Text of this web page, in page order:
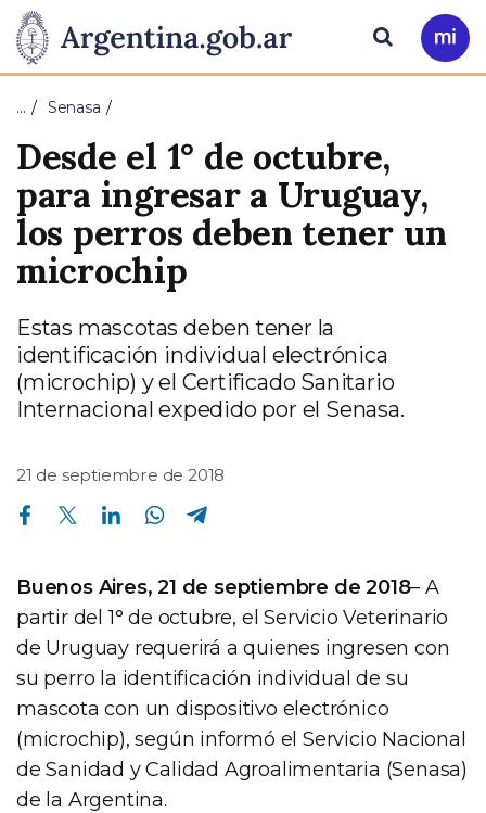
Presidencia
de
la
Nación
Pasar al contenido principal
Ir
a
Buscar
… Senasa
Desde el 1° de octubre,
para ingresar a Uruguay,
los perros deben tener un
microchip
Estas mascotas deben tener la
identificación individual electrónica
(microchip) y el Certificado Sanitario
Internacional expedido por el Senasa.
21 de septiembre de 2018
Compartir en Facebook Compartir en Twitter Compartir en Linkedin Compartir en Whatsapp
Buenos Aires, 21 de septiembre de 2018– A
partir del 1° de octubre, el Servicio Veterinario
de Uruguay requerirá a quienes ingresen con
su perro la identificación individual de su
mascota con un dispositivo electrónico
(microchip), según informó el Servicio Nacional
de Sanidad y Calidad Agroalimentaria (Senasa)
de la Argentina.